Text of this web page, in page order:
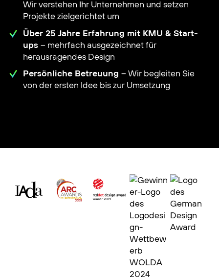
Wir verstehen Ihr Unternehmen und setzen
Projekte zielgerichtet um
Über 25 Jahre Erfahrung mit KMU & Start-
ups – mehrfach ausgezeichnet für
herausragendes Design
Persönliche Betreuung – Wir begleiten Sie
von der ersten Idee bis zur Umsetzung